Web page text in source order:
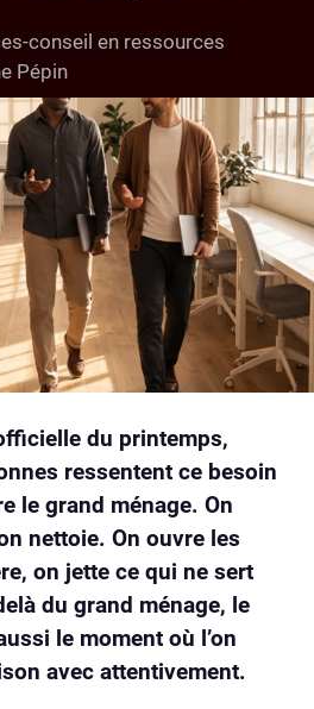
conseil en ressources
Pépin
du printemps,
ressentent ce besoin
le grand ménage. On
nettoie. On ouvre les
on jette ce qui ne sert
du grand ménage, le
le moment où l’on
avec attentivement.